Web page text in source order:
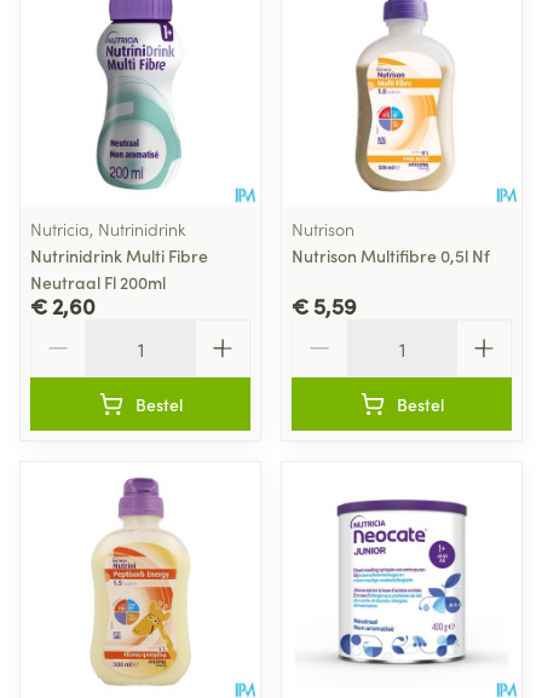
Nutricia, Nutrinidrink
Nutrinidrink Multi Fibre
Neutraal Fl 200ml
€ 2,60
Bestel
Nutrison
Nutrison Multifibre 0,5l Nf
€ 5,59
Bestel